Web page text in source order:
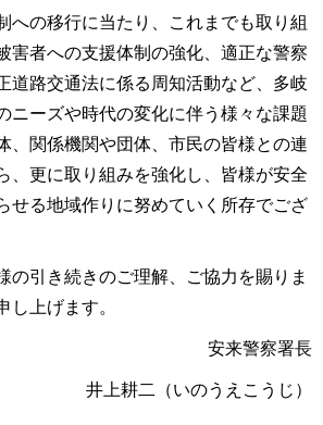
への移行に当たり、これまでも取り組
害者への支援体制の強化、適正な警察
道路交通法に係る周知活動など、多岐
ニーズや時代の変化に伴う様々な課題
、関係機関や団体、市民の皆様との連
、更に取り組みを強化し、皆様が安全
せる地域作りに努めていく所存でござ
引き続きのご理解、ご協力を賜りま
し上げます。
安来警察署長
井上耕二（いのうえこうじ）